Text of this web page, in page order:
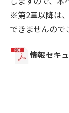
※第2章以降は
できませんので
情報セキ